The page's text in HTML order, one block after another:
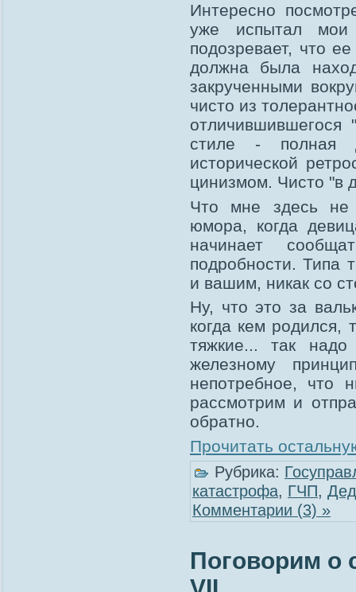
Интересно
уже испытал
подозревает, что
должна была
закрученными
чисто из
стиле - полная
исторической
цинизмом. Чисто "в
Что мне здесь не
юмора, когда
начинает
подробности. Типа
и вашим, никак со
Ну, что это за
когда кем родился,
тяжкие... так
железному
непотребное, что
рассмотрим и
обратно.
Прочитать
Рубрика:
катастрофа, ГЧП,
Комментарии (3) »
Поговорим о